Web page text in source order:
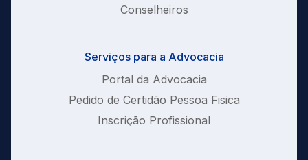
Conselheiros
Serviços para a Advocacia
Portal da Advocacia
Pedido de Certidão Pessoa Fisica
Inscrição Profissional